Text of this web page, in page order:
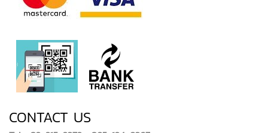
CONTACT US